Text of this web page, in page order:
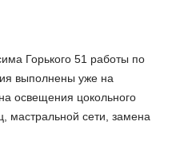
Горького 51 работы по
выполнены уже на
освещения цокольного
мастральной сети, замена